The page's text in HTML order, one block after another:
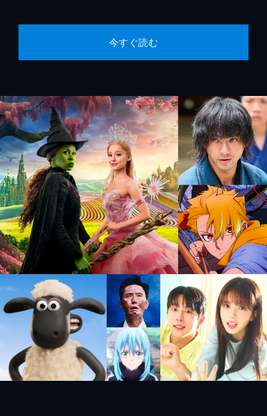
今すぐ読む